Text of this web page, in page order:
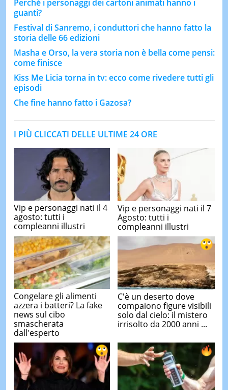
Perché i personaggi dei cartoni animati hanno i
guanti?
Festival di Sanremo, i conduttori che hanno fatto la
storia delle 66 edizioni
Masha e Orso, la vera storia non è bella come pensi:
come finisce
Kiss Me Licia torna in tv: ecco come rivedere tutti gli
episodi
Che fine hanno fatto i Gazosa?
I PIÙ CLICCATI DELLE ULTIME 24 ORE
Vip e personaggi nati il 4
agosto: tutti i
compleanni illustri
Vip e personaggi nati il 7
Agosto: tutti i
compleanni illustri
Congelare gli alimenti
azzera i batteri? La fake
news sul cibo
smascherata
dall'esperto
C'è un deserto dove
compaiono figure visibili
solo dal cielo: il mistero
irrisolto da 2000 anni ...